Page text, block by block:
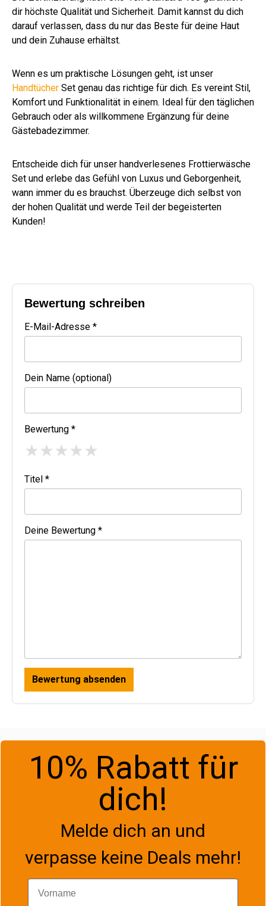
dir höchste Qualität und Sicherheit. Damit kannst du dich
darauf verlassen, dass du nur das Beste für deine Haut
und dein Zuhause erhältst.
Wenn es um praktische Lösungen geht, ist unser
Handtücher Set genau das richtige für dich. Es vereint Stil,
Komfort und Funktionalität in einem. Ideal für den täglichen
Gebrauch oder als willkommene Ergänzung für deine
Gästebadezimmer.
Entscheide dich für unser handverlesenes Frottierwäsche
Set und erlebe das Gefühl von Luxus und Geborgenheit,
wann immer du es brauchst. Überzeuge dich selbst von
der hohen Qualität und werde Teil der begeisterten
Kunden!
Bewertung schreiben
E-Mail-Adresse *
Dein Name (optional)
Bewertung *
★★★★★
Titel *
Deine Bewertung *
Bewertung absenden
10% Rabatt für
dich!
Melde dich an und
verpasse keine Deals mehr!
Vorname